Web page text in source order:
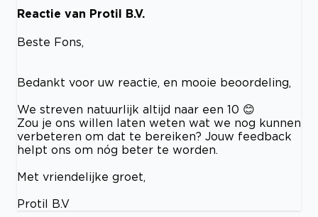
Reactie van Protil B.V.
Beste Fons,
Bedankt voor uw reactie, en mooie beoordeling,
We streven natuurlijk altijd naar een 10 😊
Zou je ons willen laten weten wat we nog kunnen
verbeteren om dat te bereiken? Jouw feedback
helpt ons om nóg beter te worden.
Met vriendelijke groet,
Protil B.V